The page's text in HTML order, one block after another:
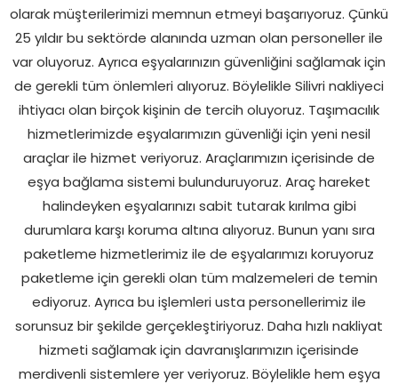
olarak müşterilerimizi memnun etmeyi başarıyoruz. Çünkü
25 yıldır bu sektörde alanında uzman olan personeller ile
var oluyoruz. Ayrıca eşyalarınızın güvenliğini sağlamak için
de gerekli tüm önlemleri alıyoruz. Böylelikle Silivri nakliyeci
ihtiyacı olan birçok kişinin de tercih oluyoruz. Taşımacılık
hizmetlerimizde eşyalarımızın güvenliği için yeni nesil
araçlar ile hizmet veriyoruz. Araçlarımızın içerisinde de
eşya bağlama sistemi bulunduruyoruz. Araç hareket
halindeyken eşyalarınızı sabit tutarak kırılma gibi
durumlara karşı koruma altına alıyoruz. Bunun yanı sıra
paketleme hizmetlerimiz ile de eşyalarımızı koruyoruz
paketleme için gerekli olan tüm malzemeleri de temin
ediyoruz. Ayrıca bu işlemleri usta personellerimiz ile
sorunsuz bir şekilde gerçekleştiriyoruz. Daha hızlı nakliyat
hizmeti sağlamak için davranışlarımızın içerisinde
merdivenli sistemlere yer veriyoruz. Böylelikle hem eşya